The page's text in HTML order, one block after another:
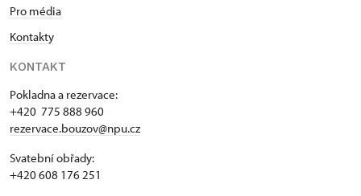
Pro média
Kontakty
KONTAKT
Pokladna a rezervace:
+420 775 888 960
rezervace.bouzov@npu.cz
Svatební obřady:
+420 608 176 251